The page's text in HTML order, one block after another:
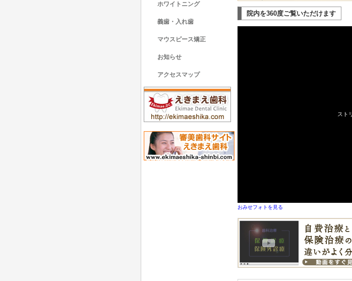
院内を360度ご覧いただけます
おみせフォトを見る
ホワイトニング
義歯・入れ歯
マウスピース矯正
お知らせ
アクセスマップ